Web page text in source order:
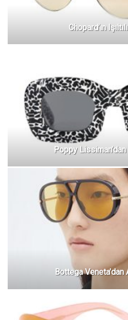
Chopard’ın
Poppy
Bottega Veneta’dan